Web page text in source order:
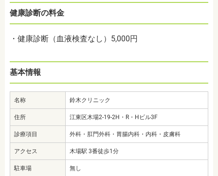
健康診断の料金
・健康診断（血液検査なし）5,000円
基本情報
名称 鈴木クリニック
住所 江東区木場2-19-2H・R・Hビル3F
診療項目 外科・肛門外科・胃腸内科・内科・皮膚科
アクセス 木場駅 3番徒歩1分
駐車場 無し